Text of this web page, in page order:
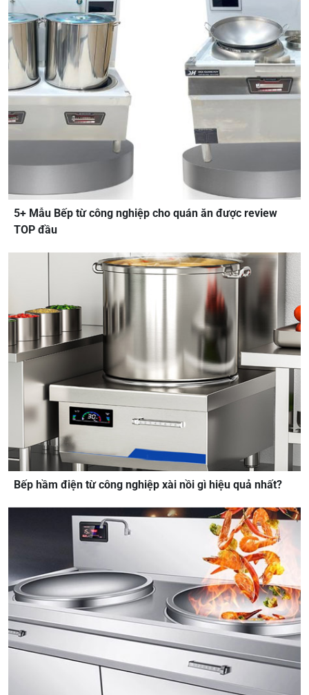
5+ Mẫu Bếp từ công nghiệp cho quán ăn được review
TOP đầu
Bếp hầm điện từ công nghiệp xài nồi gì hiệu quả nhất?